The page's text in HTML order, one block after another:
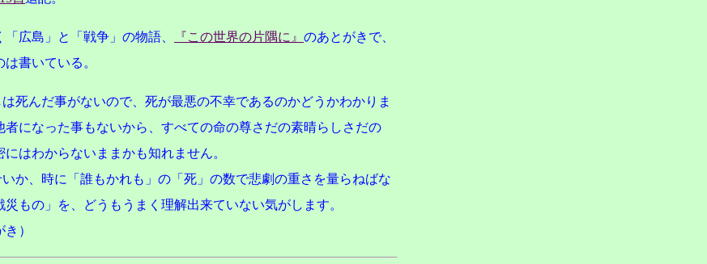
「広島」と「戦争」の物語、 『この世界の片隅に』 のあとがきで、
書いている。
死んだ事がないので、死が最悪の不幸であるのかどうかわかりま
者になった事もないから、すべての命の尊さだの素晴らしさだの
にはわからないままかも知れません。
か、時に「誰もかれも」の「死」の数で悲劇の重さを量らねばな
災もの」を、どうもうまく理解出来ていない気がします。
き）